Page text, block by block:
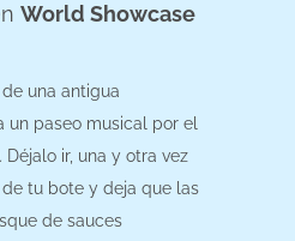
World Showcase
una antigua
paseo musical por el
Déjalo ir, una y otra vez
tu bote y deja que las
de sauces